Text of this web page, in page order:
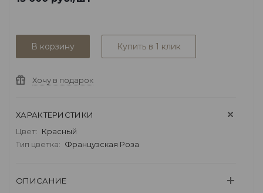
В корзину Купить в 1 клик
Хочу в подарок
ХАРАКТЕРИСТИКИ
Цвет: Красный
Тип цветка: Французская Роза
ОПИСАНИЕ